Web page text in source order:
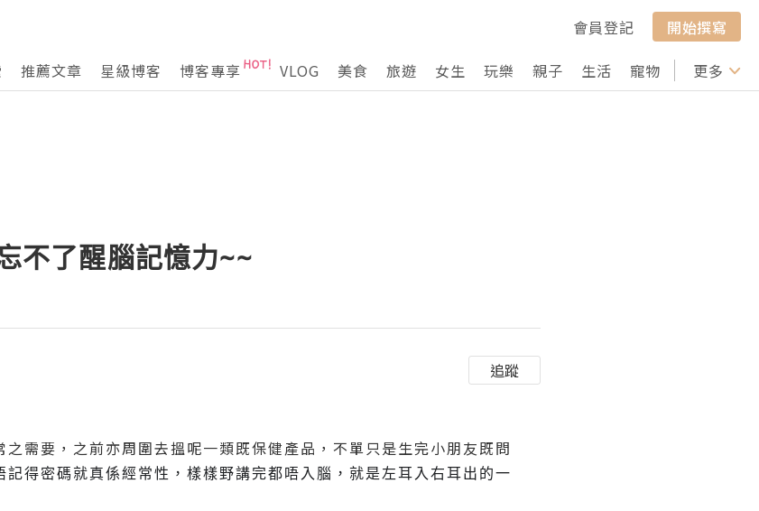
會員登記
開始撰寫
推薦文章 星級博客 博客專享 VLOG 美食 旅遊 女生 玩樂 親子 生活 寵物 行山 打卡
更多
不了醒腦記憶力~~
追蹤
需要，之前亦周圍去搵呢一類既保健產品，不單只是生完小朋友既問
記得密碼就真係經常性，樣樣野講完都唔入腦，就是左耳入右耳出的一